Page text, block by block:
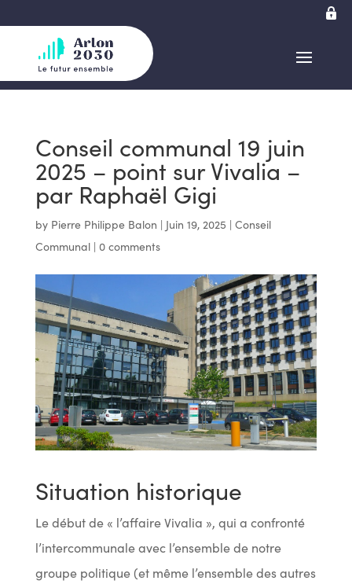
Conseil communal 19 juin
2025 – point sur Vivalia –
par Raphaël Gigi
by Pierre Philippe Balon | Juin 19, 2025 | Conseil
Communal| 0 comments
Situation historique
Le début de « l’affaire Vivalia », qui a confronté
l’intercommunale avec l’ensemble de notre
groupe politique (et même l’ensemble des autres